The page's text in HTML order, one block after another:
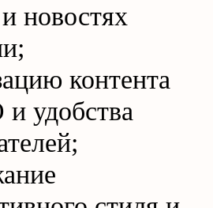
новостях
контента
и удобства